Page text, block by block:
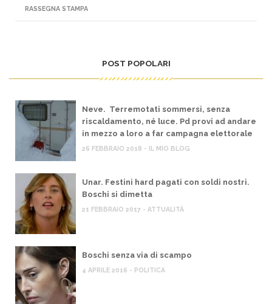
RASSEGNA STAMPA
POST POPOLARI
Neve. Terremotati sommersi, senza
riscaldamento, né luce. Pd provi ad andare
in mezzo a loro a far campagna elettorale
26 FEBBRAIO 2018 - IL MIO BLOG
Unar. Festini hard pagati con soldi nostri.
Boschi si dimetta
21 FEBBRAIO 2017 - ATTUALITÀ
Boschi senza via di scampo
4 APRILE 2016 - POLITICA